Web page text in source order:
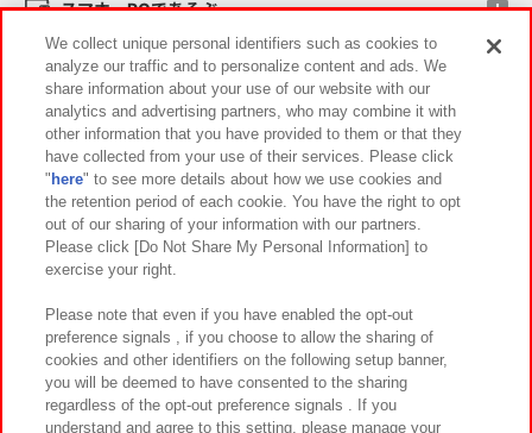
スマホ・PCであそぶ
イベント・キャンペーン
関連会社 サステナビリティ サイトポリシー
プライバシーポリシー ウェブアクセシビリティ方針と検証結果
お取引先さまとともに
カスタマーハラスメント対応方針 よくあるご質問・お問い合わせ
We collect unique personal identifiers such as cookies to
analyze our traffic and to personalize content and ads. We
share information about your use of our website with our
analytics and advertising partners, who may combine it with
other information that you have provided to them or that they
have collected from your use of their services. Please click
" here" to see more details about how we use cookies and
the retention period of each cookie. You have the right to opt
out of our sharing of your information with our partners.
Please click [Do Not Share My Personal Information] to
exercise your right.
Please note that even if you have enabled the opt-out
preference signals , if you choose to allow the sharing of
cookies and other identifiers on the following setup banner,
you will be deemed to have consented to the sharing
regardless of the opt-out preference signals . If you
understand and agree to this setting, please manage your